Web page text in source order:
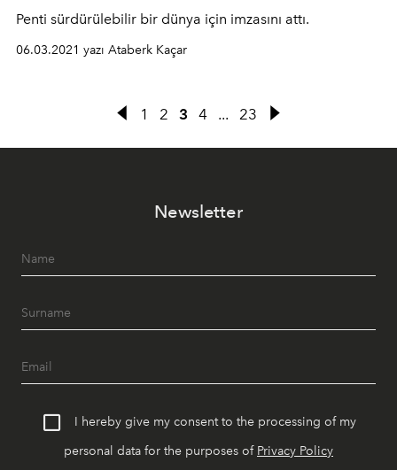
Penti sürdürülebilir bir dünya için imzasını attı.
06.03.2021 yazı Ataberk Kaçar
1 2 3 4 ... 23
Newsletter
I hereby give my consent to the processing of my
personal data for the purposes of Privacy Policy